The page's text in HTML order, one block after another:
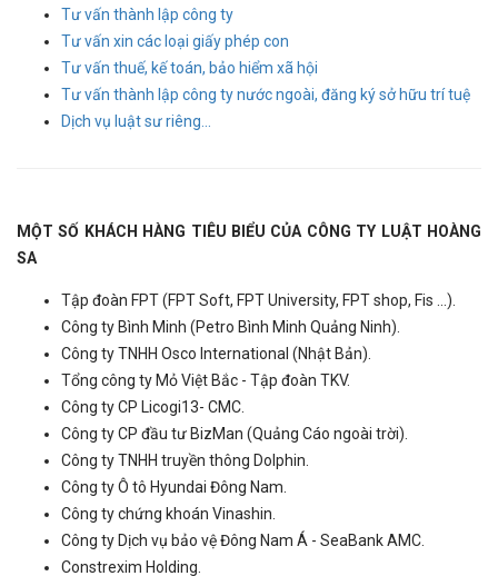
Tư vấn thành lập công ty
Tư vấn xin các loại giấy phép con
Tư vấn thuế, kế toán, bảo hiểm xã hội
Tư vấn thành lập công ty nước ngoài, đăng ký sở hữu trí tuệ
Dịch vụ luật sư riêng...
MỘT SỐ KHÁCH HÀNG TIÊU BIỂU CỦA CÔNG TY LUẬT HOÀNG
SA
Tập đoàn FPT (FPT Soft, FPT University, FPT shop, Fis ...).
Công ty Bình Minh (Petro Bình Minh Quảng Ninh).
Công ty TNHH Osco International (Nhật Bản).
Tổng công ty Mỏ Việt Bắc - Tập đoàn TKV.
Công ty CP Licogi13- CMC.
Công ty CP đầu tư BizMan (Quảng Cáo ngoài trời).
Công ty TNHH truyền thông Dolphin.
Công ty Ô tô Hyundai Đông Nam.
Công ty chứng khoán Vinashin.
Công ty Dịch vụ bảo vệ Đông Nam Á - SeaBank AMC.
Constrexim Holding.